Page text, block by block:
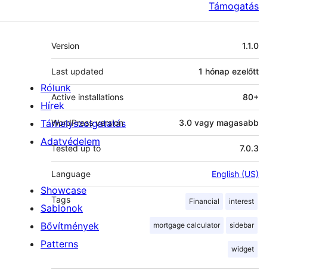
Támogatás
Meta
Version 1.1.0
Last updated 1 hónap ezelőtt
Active installations 80+
WordPress version 3.0 vagy magasabb
Tested up to 7.0.3
Language English (US)
Tags Financial interest
mortgage calculator sidebar
widget
Rólunk
Hírek
Tárhelyszolgatatás
Adatvédelem
Showcase
Sablonok
Bővítmények
Patterns